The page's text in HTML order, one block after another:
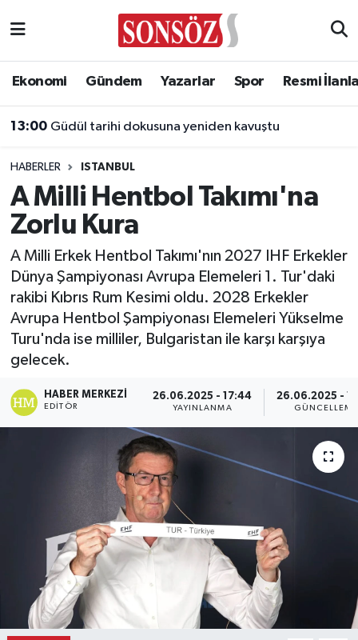
Ekonomi Gündem Yazarlar Spor Resmi
13:00 Güdül tarihi dokusuna yeniden kavuştu
HABERLER ISTANBUL
A Milli Hentbol Takımı'na
Zorlu Kura
A Milli Erkek Hentbol Takımı'nın 2027 IHF Erkekler
Dünya Şampiyonası Avrupa Elemeleri 1. Tur'daki
rakibi Kıbrıs Rum Kesimi oldu. 2028 Erkekler
Avrupa Hentbol Şampiyonası Elemeleri Yükselme
Turu'nda ise milliler, Bulgaristan ile karşı karşıya
gelecek.
HABER MERKEZI
EDITÖR
26.06.2025 - 17:44
YAYINLANMA
26.06.2025 -
GÜNCELLEME
Asayiş
Biyografi
Çevre
Diğer
Dünya
Eğitim
Ekonomi
Eleman
Gurme
Haber
İlçe Haberleri
Ankara Nöbetçi Eczaneler
Ankara Trafik Yoğunluk Haritası
Süper Lig Puan Durumu ve Fikstür
Tüm Manşetler
Son Dakika Haberleri
Haber Arşivi